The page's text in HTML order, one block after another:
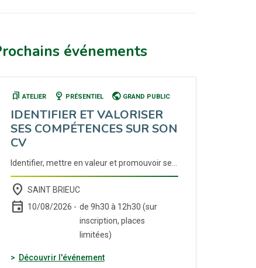
événements
bookmarks ATELIER nest_cam_indoor PRÉSENTIEL public GRAND PUBLIC
IDENTIFIER ET VALORISER
SES COMPÉTENCES SUR SON
CV
place SAINT BRIEUC
event 10/08/2026 - de 9h30 à 12h30 (sur
inscription, places
limitées)
Découvrir l'événement(nouvelle fenêtre)